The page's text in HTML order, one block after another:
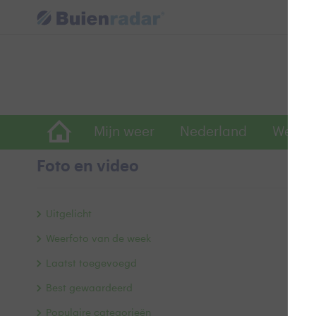
Mijn weer Nederland
Foto en video
Uitgelicht
Weerfoto van de week
Laatst toegevoegd
Best gewaardeerd
Populaire categorieën